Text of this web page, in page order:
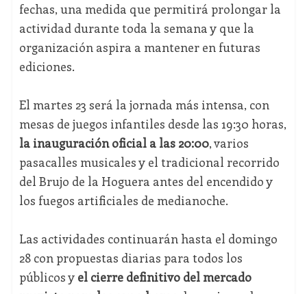
fechas, una medida que permitirá prolongar la
actividad durante toda la semana y que la
organización aspira a mantener en futuras
ediciones.
El martes 23 será la jornada más intensa, con
mesas de juegos infantiles desde las 19:30 horas,
la inauguración oficial a las 20:00, varios
pasacalles musicales y el tradicional recorrido
del Brujo de la Hoguera antes del encendido y
los fuegos artificiales de medianoche.
Las actividades continuarán hasta el domingo
28 con propuestas diarias para todos los
públicos y el cierre definitivo del mercado